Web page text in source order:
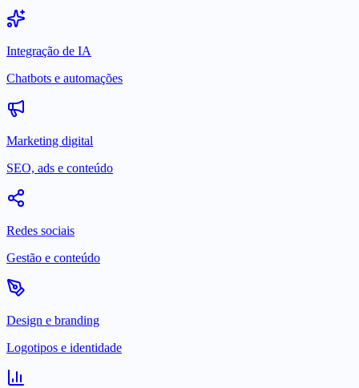
Integração de IA
Chatbots e automações
Marketing digital
SEO, ads e conteúdo
Redes sociais
Gestão e conteúdo
Design e branding
Logotipos e identidade